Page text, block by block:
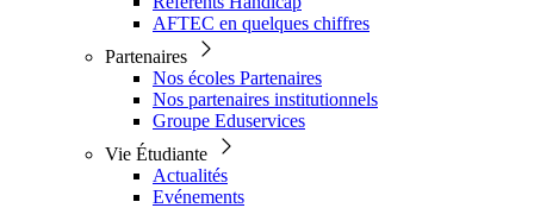
AFTEC en quelques chiffres
Partenaires
Nos écoles Partenaires
Nos partenaires institutionnels
Groupe Eduservices
Vie Étudiante
Actualités
Evénements